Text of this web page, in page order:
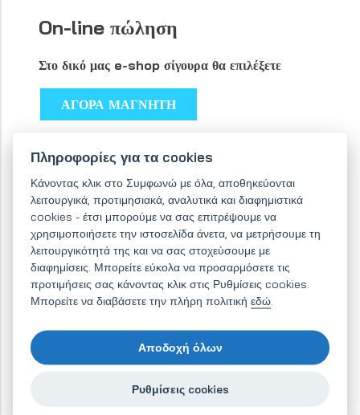
On-line πώληση
Στο δικό μας e-shop σίγουρα θα επιλέξετε
ΑΓΟΡΑ ΜΑΓΝΗΤΗ
Πληροφορίες για τα cookies
Κάνοντας κλικ στο Συμφωνώ με όλα, αποθηκεύονται
λειτουργικά, προτιμησιακά, αναλυτικά και διαφημιστικά
cookies - έτσι μπορούμε να σας επιτρέψουμε να
χρησιμοποιήσετε την ιστοσελίδα άνετα, να μετρήσουμε τη
λειτουργικότητά της και να σας στοχεύσουμε με
διαφημίσεις. Μπορείτε εύκολα να προσαρμόσετε τις
προτιμήσεις σας κάνοντας κλικ στις Ρυθμίσεις cookies.
Μπορείτε να διαβάσετε την πλήρη πολιτικήεδώ
Αποδοχή όλων
Ρυθμίσεις cookies